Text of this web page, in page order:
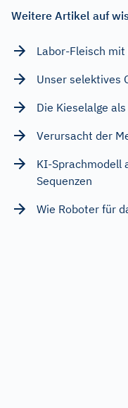
Weitere Artikel auf
Labor-Fleisch
Unser selektives
Die Kieselalge
Verursacht der
KI-Sprachmodell
Sequenzen
Wie Roboter für